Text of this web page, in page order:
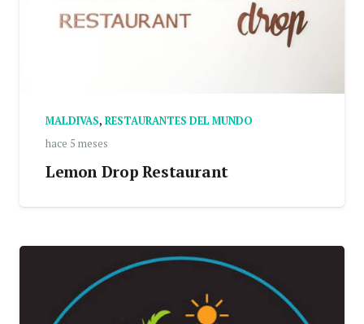
MALDIVAS, RESTAURANTES DEL MUNDO
hace 5 meses
Lemon Drop Restaurant